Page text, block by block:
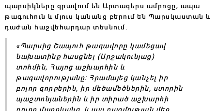
պարսիկները գրավում են Արտագերս ամրոցը, ապա
թագուհուն և մյուս կանանց բերում են Պարսկաստան և
դաժան հաշվեհարդար տեսնում.
«Պարսից Շապուհ թագավորը կամեցավ
նախատինք հասցնել (Արշակունյաց)
տոհմին, Հայոց աշխարհին և
թագավորությանը: Հրամայեց կանչել իր
բոլոր զորքերին, իր մեծամեծներին, ստորին
պաշտոնյաներին և իր տիրած աշխարհի
բոլոր մարդկանց, և այս բազմության մեջ